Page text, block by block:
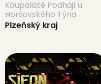
Koupaliště Podhájí u
Horšovského Týna
Plzeňský kraj